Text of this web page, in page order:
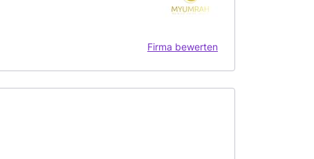
Firma bewerten